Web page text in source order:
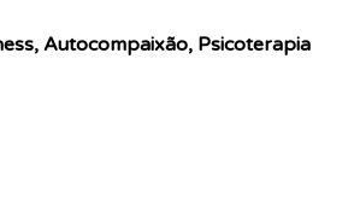
Autocompaixão, Psicoterapia